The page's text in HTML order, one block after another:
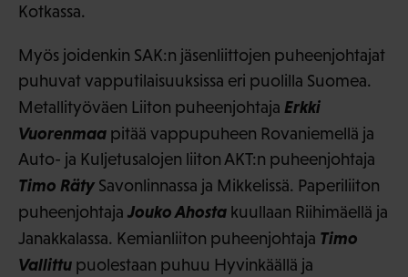
Kotkassa.
Myös joidenkin SAK:n jäsenliittojen puheenjohtajat
puhuvat vapputilaisuuksissa eri puolilla Suomea.
Metallityöväen Liiton puheenjohtaja Erkki
Vuorenmaa pitää vappupuheen Rovaniemellä ja
Auto- ja Kuljetusalojen liiton AKT:n puheenjohtaja
Timo Räty Savonlinnassa ja Mikkelissä. Paperiliiton
puheenjohtaja Jouko Ahosta kuullaan Riihimäellä ja
Janakkalassa. Kemianliiton puheenjohtaja Timo
Vallittu puolestaan puhuu Hyvinkäällä ja